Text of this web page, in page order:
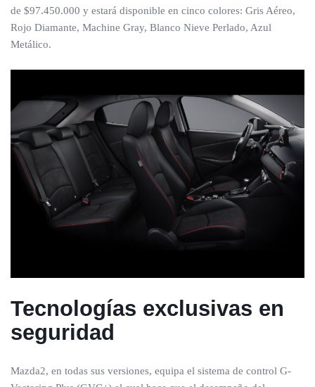
de $97.450.000 y estará disponible en cinco colores: Gris Aéreo,
Rojo Diamante, Machine Gray, Blanco Nieve Perlado, Azul
Metálico.
Tecnologías exclusivas en
seguridad
Mazda2, en todas sus versiones, equipa el sistema de control G-